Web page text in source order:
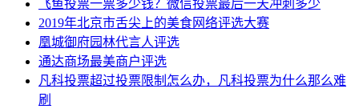
飞鱼投票一票多少钱？微信投票最后一天冲刺多少
2019年北京市舌尖上的美食网络评选大赛
凰城御府园林代言人评选
通达商场最美商户评选
凡科投票超过投票限制怎么办，凡科投票为什么那么难
刷